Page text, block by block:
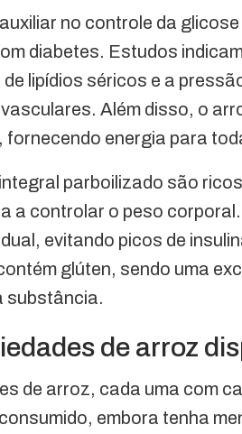
no controle da
diabetes. Estudos
lipídios séricos e a
Além disso, o
energia para
parboilizado são
a controlar o peso
evitando picos de
glúten, sendo uma
substância.
de arroz
de arroz, cada uma com
embora tenha